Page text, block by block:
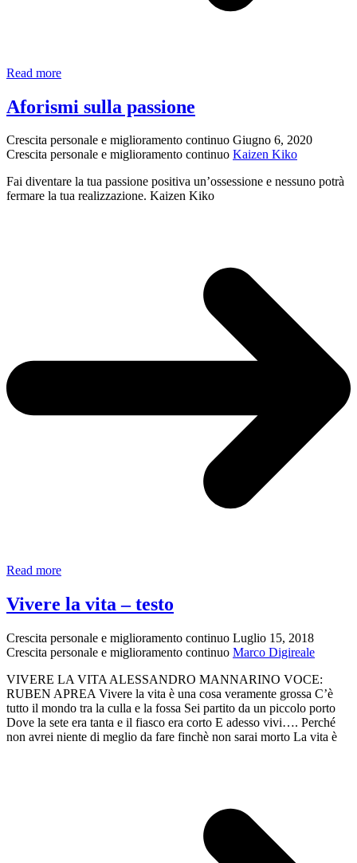
Read moreQuanto
essere
felici?
Luca
Discacciati
Aforismi sulla passione
Crescita personale e miglioramento continuo Giugno 6, 2020
Crescita personale e miglioramento continuo Kaizen Kiko
Fai diventare la tua passione positiva un’ossessione e nessuno potrà
fermare la tua realizzazione. Kaizen Kiko
Read moreAforismi
passione
Vivere la vita – testo
Crescita personale e miglioramento continuo Luglio 15, 2018
Crescita personale e miglioramento continuo Marco Digireale
VIVERE LA VITA ALESSANDRO MANNARINO VOCE:
RUBEN APREA Vivere la vita è una cosa veramente grossa C’è
tutto il mondo tra la culla e la fossa Sei partito da un piccolo porto
Dove la sete era tanta e il fiasco era corto E adesso vivi…. Perché
non avrei niente di meglio da fare finchè non sarai morto La vita è